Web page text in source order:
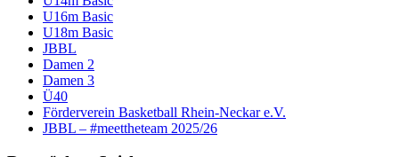
U16m Basic
U18m Basic
JBBL
Damen 2
Damen 3
Ü40
Förderverein Basketball Rhein-Neckar e.V.
JBBL – #meettheteam 2025/26